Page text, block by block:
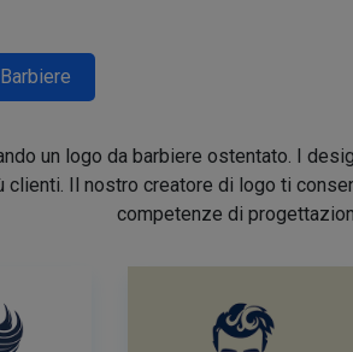
un logo da barbiere ostentato. I
Il nostro creatore di logo ti
competenze di